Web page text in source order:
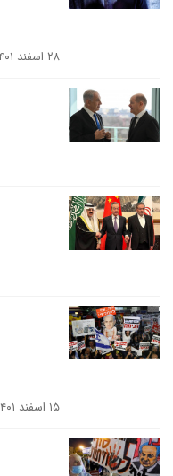
۲۸ اسفند ۱۴۰۱
۱۵ اسفند ۱۴۰۱